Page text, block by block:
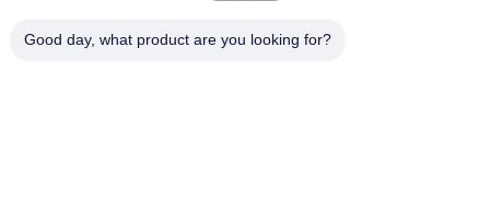
Good day, what product are you looking for?